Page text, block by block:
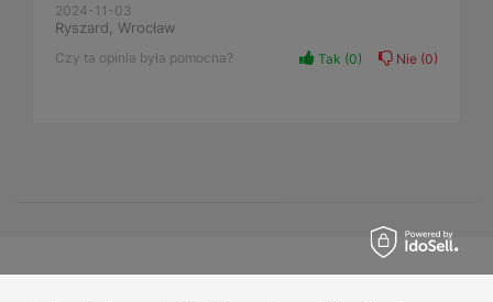
2024-11-03
Ryszard, Wrocław
Czy ta opinia była pomocna? Tak 0 Nie 0